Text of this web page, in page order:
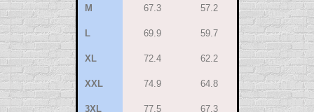
M 67.3 57.2
L 69.9 59.7
XL 72.4 62.2
XXL 74.9 64.8
3XL 77.5 67.3